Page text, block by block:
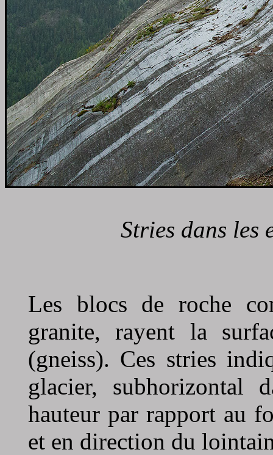
Stries dans les
Les blocs de roche
granite, rayent la
(gneiss). Ces stries
glacier, subhorizontal
hauteur par rapport au
et en direction du